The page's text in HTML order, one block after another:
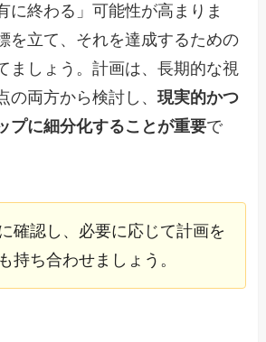
に終わる」可能性が高まりま
を立て、それを達成するための
ましょう。計画は、長期的な視
の両方から検討し、現実的かつ
プに細分化することが重要で
確認し、必要に応じて計画を
持ち合わせましょう。